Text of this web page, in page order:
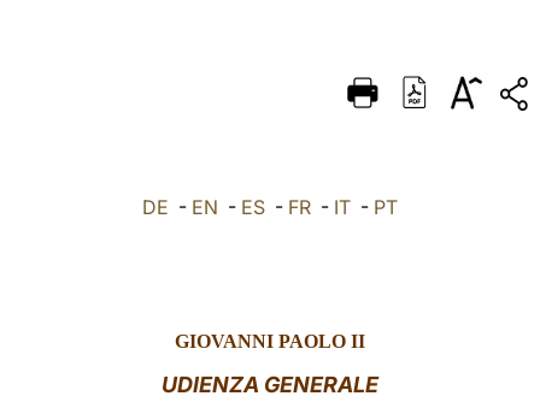
DEUTSCH
العربيّة DE - EN - ES - FR - IT - PT
GIOVANNI PAOLO II
UDIENZA GENERALE